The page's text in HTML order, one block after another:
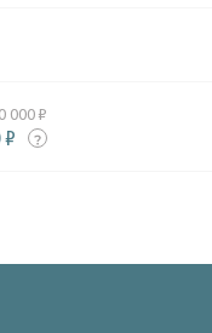
000 ₽